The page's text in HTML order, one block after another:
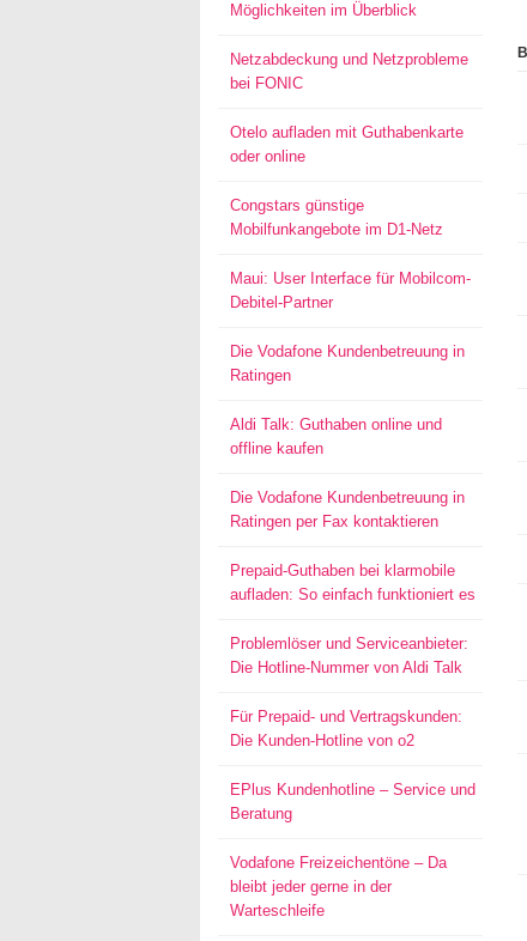
Möglichkeiten im Überblick
Netzabdeckung und Netzprobleme
bei FONIC
Otelo aufladen mit Guthabenkarte
oder online
Congstars günstige
Mobilfunkangebote im D1-Netz
Maui: User Interface für Mobilcom-
Debitel-Partner
Die Vodafone Kundenbetreuung in
Ratingen
Aldi Talk: Guthaben online und
offline kaufen
Die Vodafone Kundenbetreuung in
Ratingen per Fax kontaktieren
Prepaid-Guthaben bei klarmobile
aufladen: So einfach funktioniert es
Problemlöser und Serviceanbieter:
Die Hotline-Nummer von Aldi Talk
Für Prepaid- und Vertragskunden:
Die Kunden-Hotline von o2
EPlus Kundenhotline – Service und
Beratung
Vodafone Freizeichentöne – Da
bleibt jeder gerne in der
Warteschleife